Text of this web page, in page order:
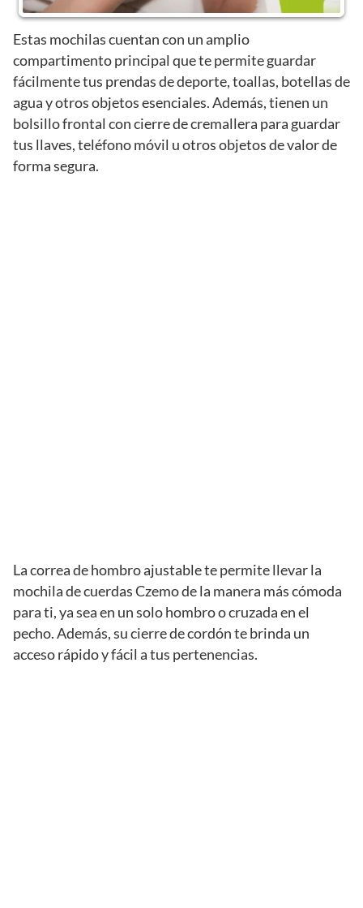
Estas mochilas cuentan con un amplio
compartimento principal que te permite guardar
fácilmente tus prendas de deporte, toallas, botellas de
agua y otros objetos esenciales. Además, tienen un
bolsillo frontal con cierre de cremallera para guardar
tus llaves, teléfono móvil u otros objetos de valor de
forma segura.
La correa de hombro ajustable te permite llevar la
mochila de cuerdas Czemo de la manera más cómoda
para ti, ya sea en un solo hombro o cruzada en el
pecho. Además, su cierre de cordón te brinda un
acceso rápido y fácil a tus pertenencias.